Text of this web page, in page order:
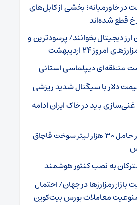
در خاورمیانه؛ بخشی از کابل‌های
قطع شده‌اند
ارز دیجیتال بخوانند/ پرسودترین و
امروز ۲۴ اردیبهشت
منطقه‌ای دیپلماسی استانی
دلار با سیگنال شدید ریزشی
باید در خاک ایران ادامه
توقیف شناور حامل ۳۰ هزار لیتر سوخت قاچاق
به نصب کنتور هوشمند
رمزارزها در جهان/ احتمال
معاملات بورس بیت‌کوین